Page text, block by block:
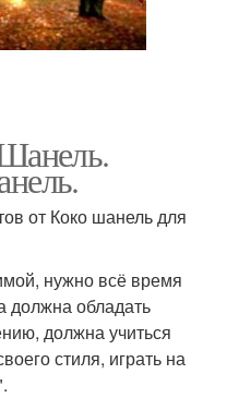
от Коко шанель для
нужно всё время
обладать
должна учиться
стиля, играть на